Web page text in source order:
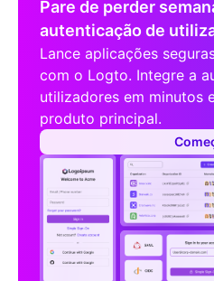
Pare de perder
autenticação de
Lance aplicações
com o Logto. Integre a
utilizadores em minutos
produto principal.